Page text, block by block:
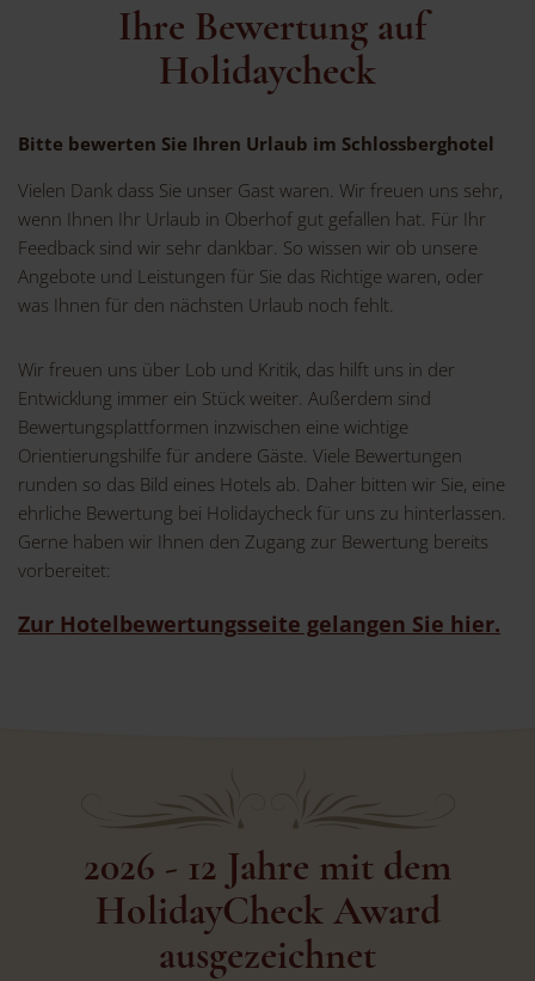
Ihre Bewertung auf
Holidaycheck
Bitte bewerten Sie Ihren Urlaub im Schlossberghotel
Vielen Dank dass Sie unser Gast waren. Wir freuen uns sehr,
wenn Ihnen Ihr Urlaub in Oberhof gut gefallen hat. Für Ihr
Feedback sind wir sehr dankbar. So wissen wir ob unsere
Angebote und Leistungen für Sie das Richtige waren, oder
was Ihnen für den nächsten Urlaub noch fehlt.
Wir freuen uns über Lob und Kritik, das hilft uns in der
Entwicklung immer ein Stück weiter. Außerdem sind
Bewertungsplattformen inzwischen eine wichtige
Orientierungshilfe für andere Gäste. Viele Bewertungen
runden so das Bild eines Hotels ab. Daher bitten wir Sie, eine
ehrliche Bewertung bei Holidaycheck für uns zu hinterlassen.
Gerne haben wir Ihnen den Zugang zur Bewertung bereits
vorbereitet:
Zur Hotelbewertungsseite gelangen Sie hier.
2026 - 12 Jahre mit dem
HolidayCheck Award
ausgezeichnet